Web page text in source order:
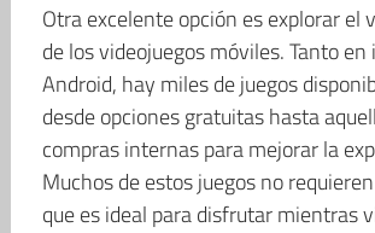
Otra excelente opción es explorar el
de los videojuegos móviles. Tanto en
Android, hay miles de juegos
desde opciones gratuitas hasta
compras internas para mejorar la
Muchos de estos juegos no
que es ideal para disfrutar mientras